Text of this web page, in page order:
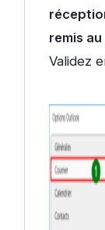
remis
Validez